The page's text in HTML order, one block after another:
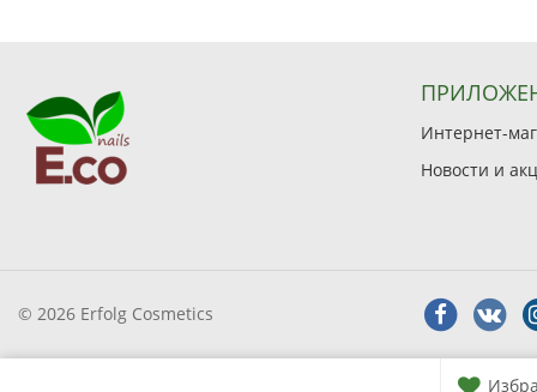
Интернет-
Новости и
© 2026 Erfolg Cosmetics